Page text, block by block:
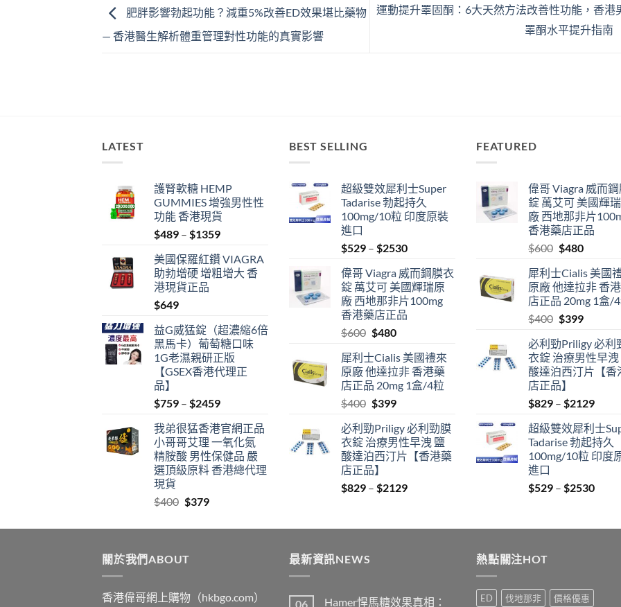
肥胖影響勃起功能？減重5%改善ED效果堪比藥物
— 香港醫生解析體重管理對性功能的真實影響
運動提升睪固酮：6大天然方法改善性功能，香港
睪酮水平提升指南
LATEST
護腎軟糖 HEMP
GUMMIES 增強男性性
功能 香港現貨
$489 – $1359Price
$489
through
美國保羅紅鑽 VIAGRA
助勃增硬 增粗增大 香
港現貨正品
$649
益G威猛錠（超濃縮6倍
黑馬卡）葡萄糖口味
1G老濕親研正版
【GSEX香港代理正
品】
$759 – $2459Price
$759
through
$2459
我弟很猛香港官網正品
小哥哥艾理 一氧化氮
精胺酸 男性保健品 嚴
選頂級原料 香港總代理
現貨
$400 Original
was:
$379Current
is:
BEST SELLING
超級雙效犀利士Super
Tadarise 勃起持久
100mg/10粒 印度原裝
進口
$529 – $2530Price
$529
through
$2530
偉哥 Viagra 威而鋼膜衣
錠 萬艾可 美國輝瑞原
廠 西地那非片100mg
香港藥店正品
$600 Original
was:
$600.
$480Current
is:
$480.
犀利士Cialis 美國禮來
原廠 他達拉非 香港藥
店正品 20mg 1盒/4粒
$400 Original
was:
$400.
$399Current
is:
$399.
必利勁Priligy 必利勁膜
衣錠 治療男性早洩 鹽
酸達泊西汀片【香港藥
店正品】
$829 – $2129Price
through
FEATURED
偉哥 Viagra 威而
錠 萬艾可 美國輝
廠 西地那非片
香港藥店正品
$600 Original
was:
$600.
$480Current
is:
$480.
犀利士Cialis 美國
原廠 他達拉非 香
店正品 20mg 1盒/
$400 Original
was:
$400.
$399Current
is:
$399.
必利勁Priligy 必利
衣錠 治療男性早洩
酸達泊西汀片【香
店正品】
$829 – $2129Price
$829
超級雙效犀利士
Tadarise 勃起持久
100mg/10粒 印度
進口
$529 – $2530Price
關於我們ABOUT
香港偉哥網上購物（hkbgo.com）
最新資訊NEWS
06 Hamer悍馬糖效果真相：
熱點關注HOT
ED 伐地那非 價格優惠